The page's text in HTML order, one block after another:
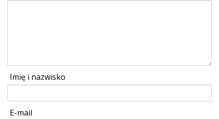
Imię i nazwisko
E-mail